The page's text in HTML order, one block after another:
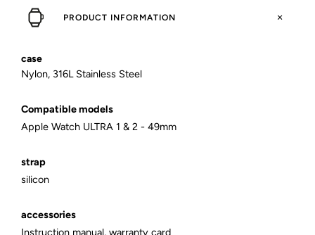
PRODUCT INFORMATION
case
Nylon, 316L Stainless Steel
Compatible models
Apple Watch ULTRA 1 & 2 - 49mm
strap
silicon
accessories
Instruction manual, warranty card